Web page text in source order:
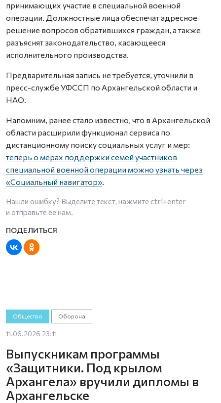
принимающих участие в специальной военной
операции. Должностные лица обеспечат адресное
решение вопросов обратившихся граждан, а также
разъяснят законодательство, касающееся
исполнительного производства.
Предварительная запись не требуется, уточнили в
пресс-службе УФССП по Архангельской области и
НАО.
Напомним, ранее стало известно, что в Архангельской
области расширили функционал сервиса по
дистанционному поиску социальных услуг и мер:
теперь о мерах поддержки семей участников
специальной военной операции можно узнать через
«Социальный навигатор».
Нашли ошибку? Выделите текст, нажмите ctrl+enter
и отправьте ее нам.
Общество Оборона
11.06.2026 23:11
Выпускникам программы
«Защитники. Под крылом
Архангела» вручили дипломы в
Архангельске